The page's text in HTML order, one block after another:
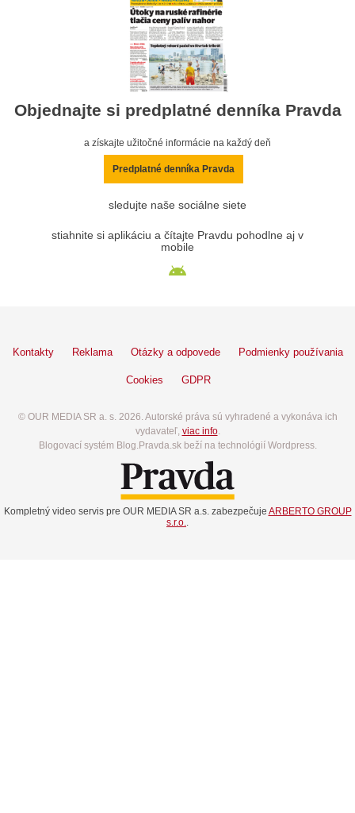
Objednajte si predplatné denníka Pravda
a získajte užitočné informácie na každý deň
Predplatné denníka Pravda
sledujte naše sociálne siete
stiahnite si aplikáciu a čítajte Pravdu pohodlne aj v
mobile
Kontakty Reklama Otázky a odpovede Podmienky používania
Cookies GDPR
© OUR MEDIA SR a. s. 2026. Autorské práva sú vyhradené a vykonáva ich
vydavateľ, viac info.
Blogovací systém Blog.Pravda.sk beží na technológií Wordpress.
Kompletný video servis pre OUR MEDIA SR a.s. zabezpečuje ARBERTO GROUP
s.r.o..